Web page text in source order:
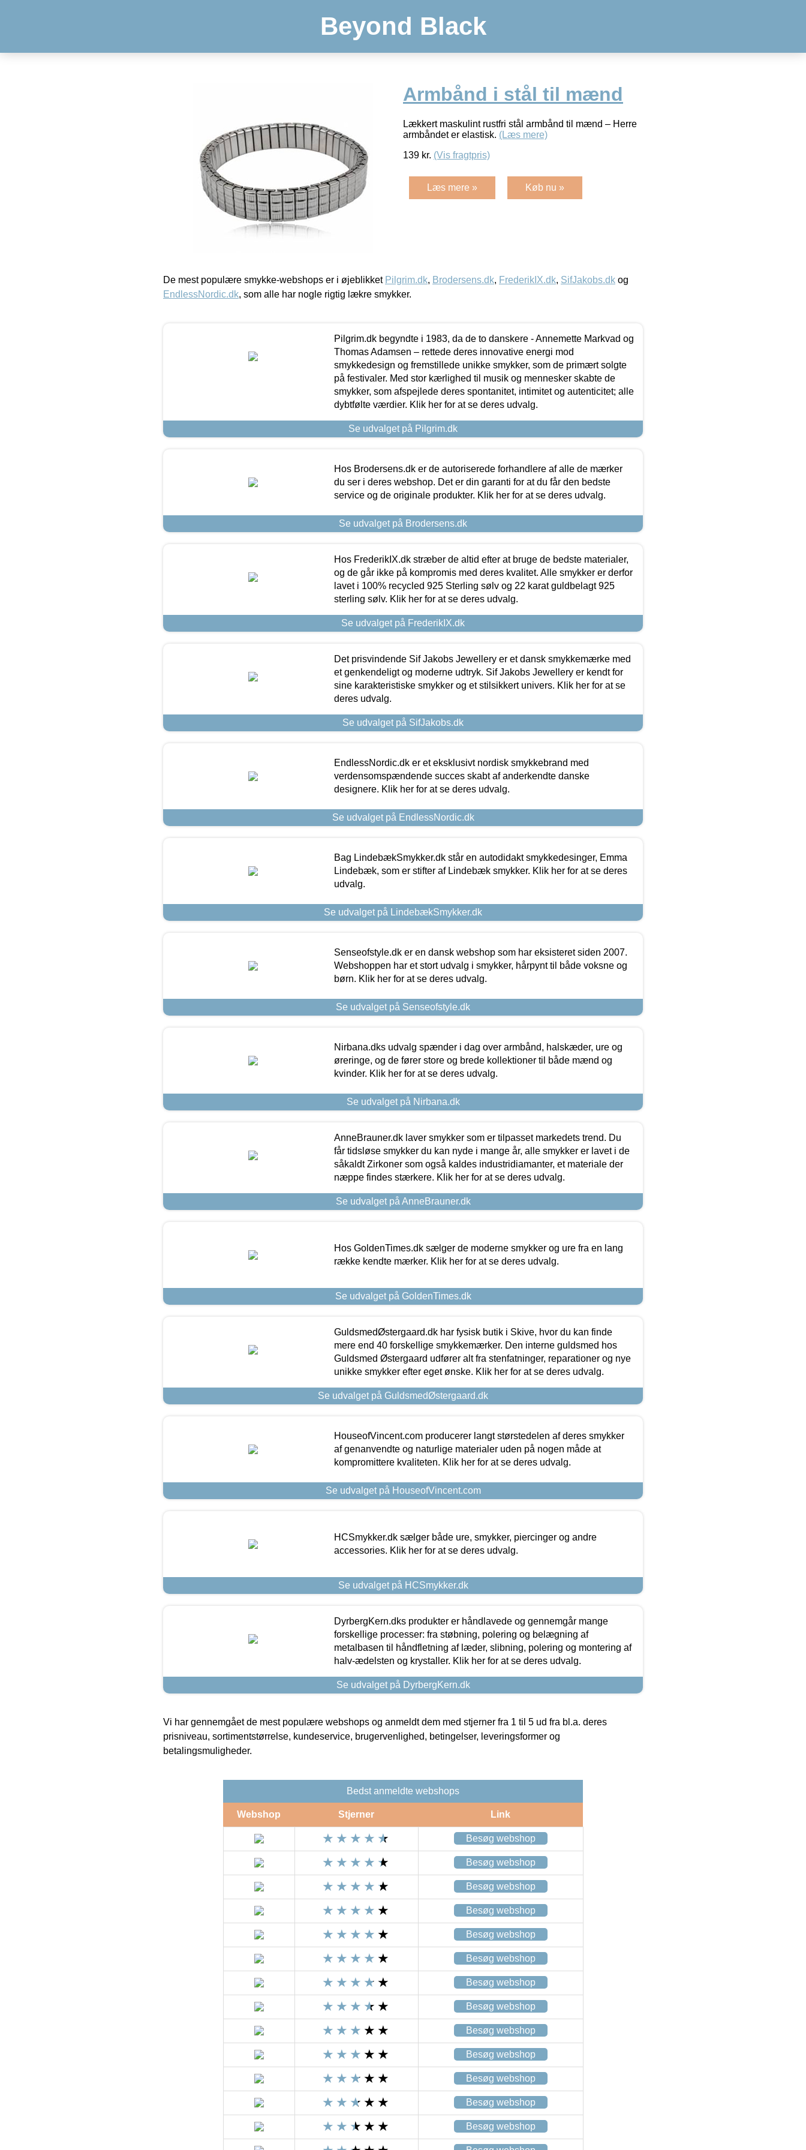
Beyond Black
Armbånd i stål til mænd
Lækkert maskulint rustfri stål armbånd til mænd – Herre
armbåndet er elastisk. (Læs mere)
139 kr. (Vis fragtpris)
Læs mere » Køb nu »
De mest populære smykke-webshops er i øjeblikket Pilgrim.dk, Brodersens.dk, FrederikIX.dk, SifJakobs.dk og
EndlessNordic.dk, som alle har nogle rigtig lækre smykker.
Pilgrim.dk begyndte i 1983, da de to danskere - Annemette Markvad og
Thomas Adamsen – rettede deres innovative energi mod
smykkedesign og fremstillede unikke smykker, som de primært solgte
på festivaler. Med stor kærlighed til musik og mennesker skabte de
smykker, som afspejlede deres spontanitet, intimitet og autenticitet; alle
dybtfølte værdier. Klik her for at se deres udvalg.
Se udvalget på Pilgrim.dk
Hos Brodersens.dk er de autoriserede forhandlere af alle de mærker
du ser i deres webshop. Det er din garanti for at du får den bedste
service og de originale produkter. Klik her for at se deres udvalg.
Se udvalget på Brodersens.dk
Hos FrederikIX.dk stræber de altid efter at bruge de bedste materialer,
og de går ikke på kompromis med deres kvalitet. Alle smykker er derfor
lavet i 100% recycled 925 Sterling sølv og 22 karat guldbelagt 925
sterling sølv. Klik her for at se deres udvalg.
Se udvalget på FrederikIX.dk
Det prisvindende Sif Jakobs Jewellery er et dansk smykkemærke med
et genkendeligt og moderne udtryk. Sif Jakobs Jewellery er kendt for
sine karakteristiske smykker og et stilsikkert univers. Klik her for at se
deres udvalg.
Se udvalget på SifJakobs.dk
EndlessNordic.dk er et eksklusivt nordisk smykkebrand med
verdensomspændende succes skabt af anderkendte danske
designere. Klik her for at se deres udvalg.
Se udvalget på EndlessNordic.dk
Bag LindebækSmykker.dk står en autodidakt smykkedesinger, Emma
Lindebæk, som er stifter af Lindebæk smykker. Klik her for at se deres
udvalg.
Se udvalget på LindebækSmykker.dk
Senseofstyle.dk er en dansk webshop som har eksisteret siden 2007.
Webshoppen har et stort udvalg i smykker, hårpynt til både voksne og
børn. Klik her for at se deres udvalg.
Se udvalget på Senseofstyle.dk
Nirbana.dks udvalg spænder i dag over armbånd, halskæder, ure og
øreringe, og de fører store og brede kollektioner til både mænd og
kvinder. Klik her for at se deres udvalg.
Se udvalget på Nirbana.dk
AnneBrauner.dk laver smykker som er tilpasset markedets trend. Du
får tidsløse smykker du kan nyde i mange år, alle smykker er lavet i de
såkaldt Zirkoner som også kaldes industridiamanter, et materiale der
næppe findes stærkere. Klik her for at se deres udvalg.
Se udvalget på AnneBrauner.dk
Hos GoldenTimes.dk sælger de moderne smykker og ure fra en lang
række kendte mærker. Klik her for at se deres udvalg.
Se udvalget på GoldenTimes.dk
GuldsmedØstergaard.dk har fysisk butik i Skive, hvor du kan finde
mere end 40 forskellige smykkemærker. Den interne guldsmed hos
Guldsmed Østergaard udfører alt fra stenfatninger, reparationer og nye
unikke smykker efter eget ønske. Klik her for at se deres udvalg.
Se udvalget på GuldsmedØstergaard.dk
HouseofVincent.com producerer langt størstedelen af deres smykker
af genanvendte og naturlige materialer uden på nogen måde at
kompromittere kvaliteten. Klik her for at se deres udvalg.
Se udvalget på HouseofVincent.com
HCSmykker.dk sælger både ure, smykker, piercinger og andre
accessories. Klik her for at se deres udvalg.
Se udvalget på HCSmykker.dk
DyrbergKern.dks produkter er håndlavede og gennemgår mange
forskellige processer: fra støbning, polering og belægning af
metalbasen til håndfletning af læder, slibning, polering og montering af
halv-ædelsten og krystaller. Klik her for at se deres udvalg.
Se udvalget på DyrbergKern.dk
Vi har gennemgået de mest populære webshops og anmeldt dem med stjerner fra 1 til 5 ud fra bl.a. deres
prisniveau, sortimentstørrelse, kundeservice, brugervenlighed, betingelser, leveringsformer og
betalingsmuligheder.
Bedst anmeldte webshops
Webshop Stjerner Link
Besøg webshop
Besøg webshop
Besøg webshop
Besøg webshop
Besøg webshop
Besøg webshop
Besøg webshop
Besøg webshop
Besøg webshop
Besøg webshop
Besøg webshop
Besøg webshop
Besøg webshop